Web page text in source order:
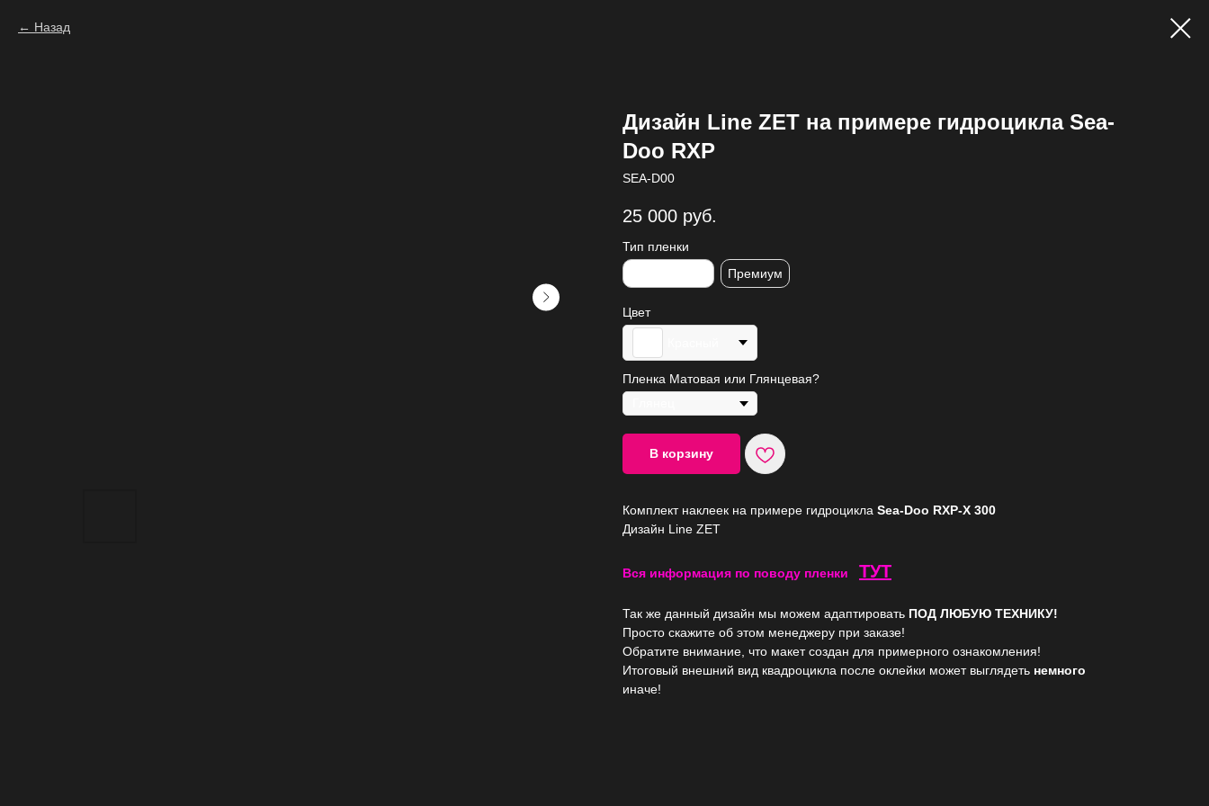
Назад
Дизайн Line ZET на примере гидроцикла Sea-
Doo RXP
SEA-D00
25 000 руб.
Тип пленки
Премиум
Цвет
Пленка Матовая или Глянцевая?
В корзину
Комплект наклеек на примере гидроцикла Sea-Doo RXP-X 300
Дизайн Line ZET
Вся информация по поводу пленк и ТУТ
Так же данный дизайн мы можем адаптировать ПОД ЛЮБУЮ ТЕХНИКУ!
Просто скажите об этом менеджеру при заказе!
Обратите внимание, что макет создан для примерного ознакомления!
Итоговый внешний вид квадроцикла после оклейки может выглядеть немного
иначе!